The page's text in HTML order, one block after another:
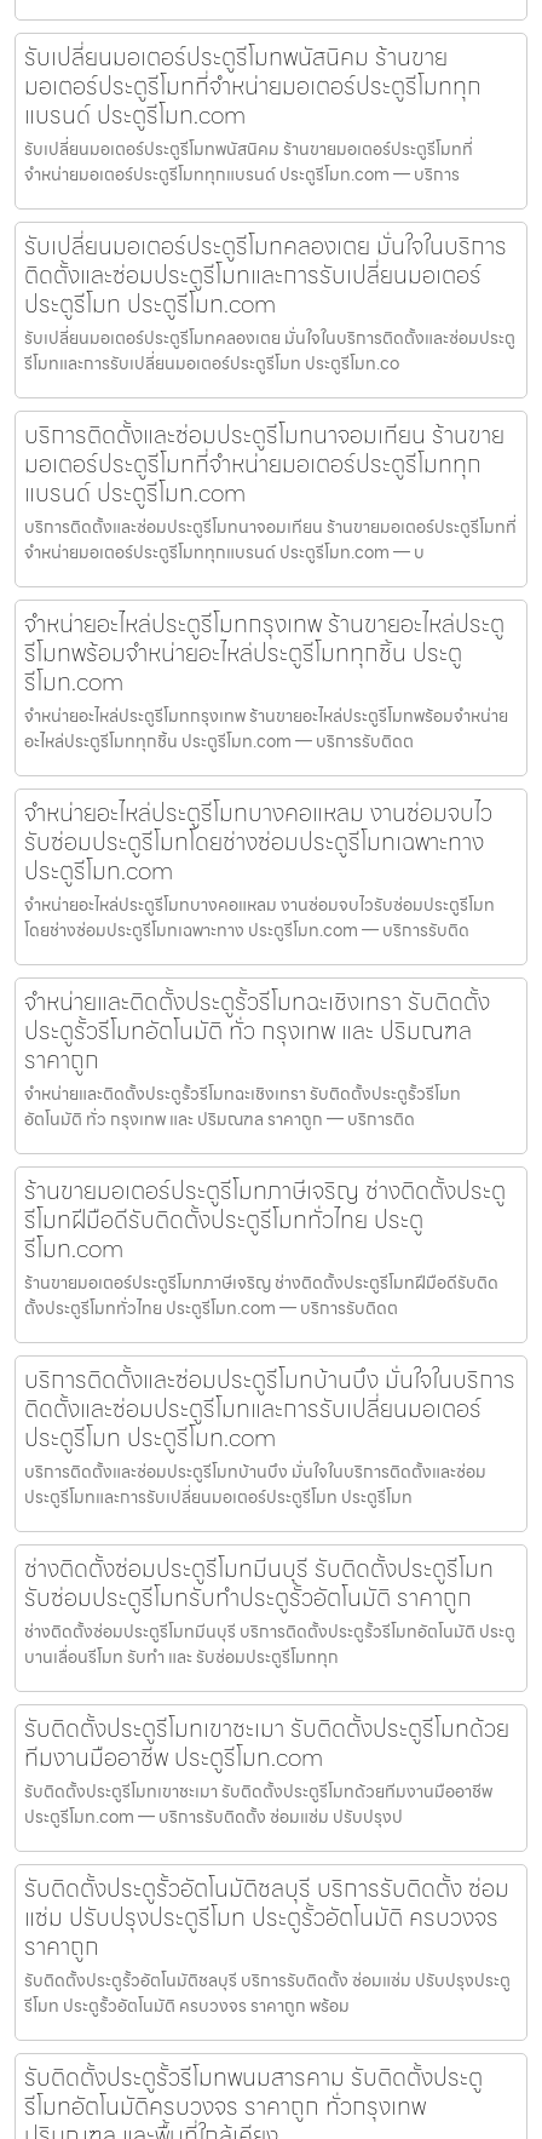
รับเปลี่ยนมอเตอร์ประตูรีโมทพนัสนิคม ร้านขาย
มอเตอร์ประตูรีโมทที่จำหน่ายมอเตอร์ประตูรีโมททุก
แบรนด์ ประตูรีโมท.com
รับเปลี่ยนมอเตอร์ประตูรีโมทพนัสนิคม ร้านขายมอเตอร์ประตูรีโมทที่
จำหน่ายมอเตอร์ประตูรีโมททุกแบรนด์ ประตูรีโมท.com — บริการ
รับเปลี่ยนมอเตอร์ประตูรีโมทคลองเตย มั่นใจในบริการ
ติดตั้งและซ่อมประตูรีโมทและการรับเปลี่ยนมอเตอร์
ประตูรีโมท ประตูรีโมท.com
รับเปลี่ยนมอเตอร์ประตูรีโมทคลองเตย มั่นใจในบริการติดตั้งและซ่อมประตู
รีโมทและการรับเปลี่ยนมอเตอร์ประตูรีโมท ประตูรีโมท.co
บริการติดตั้งและซ่อมประตูรีโมทนาจอมเทียน ร้านขาย
มอเตอร์ประตูรีโมทที่จำหน่ายมอเตอร์ประตูรีโมททุก
แบรนด์ ประตูรีโมท.com
บริการติดตั้งและซ่อมประตูรีโมทนาจอมเทียน ร้านขายมอเตอร์ประตูรีโมทที่
จำหน่ายมอเตอร์ประตูรีโมททุกแบรนด์ ประตูรีโมท.com — บ
จำหน่ายอะไหล่ประตูรีโมทกรุงเทพ ร้านขายอะไหล่ประตู
รีโมทพร้อมจำหน่ายอะไหล่ประตูรีโมททุกชิ้น ประตู
รีโมท.com
จำหน่ายอะไหล่ประตูรีโมทกรุงเทพ ร้านขายอะไหล่ประตูรีโมทพร้อมจำหน่าย
อะไหล่ประตูรีโมททุกชิ้น ประตูรีโมท.com — บริการรับติดต
จำหน่ายอะไหล่ประตูรีโมทบางคอแหลม งานซ่อมจบไว
รับซ่อมประตูรีโมทโดยช่างซ่อมประตูรีโมทเฉพาะทาง
ประตูรีโมท.com
จำหน่ายอะไหล่ประตูรีโมทบางคอแหลม งานซ่อมจบไวรับซ่อมประตูรีโมท
โดยช่างซ่อมประตูรีโมทเฉพาะทาง ประตูรีโมท.com — บริการรับติด
จำหน่ายและติดตั้งประตูรั้วรีโมทฉะเชิงเทรา รับติดตั้ง
ประตูรั้วรีโมทอัตโนมัติ ทั่ว กรุงเทพ และ ปริมณฑล
ราคาถูก
จำหน่ายและติดตั้งประตูรั้วรีโมทฉะเชิงเทรา รับติดตั้งประตูรั้วรีโมท
อัตโนมัติ ทั่ว กรุงเทพ และ ปริมณฑล ราคาถูก — บริการติด
ร้านขายมอเตอร์ประตูรีโมทภาษีเจริญ ช่างติดตั้งประตู
รีโมทฝีมือดีรับติดตั้งประตูรีโมททั่วไทย ประตู
รีโมท.com
ร้านขายมอเตอร์ประตูรีโมทภาษีเจริญ ช่างติดตั้งประตูรีโมทฝีมือดีรับติด
ตั้งประตูรีโมททั่วไทย ประตูรีโมท.com — บริการรับติดต
บริการติดตั้งและซ่อมประตูรีโมทบ้านบึง มั่นใจในบริการ
ติดตั้งและซ่อมประตูรีโมทและการรับเปลี่ยนมอเตอร์
ประตูรีโมท ประตูรีโมท.com
บริการติดตั้งและซ่อมประตูรีโมทบ้านบึง มั่นใจในบริการติดตั้งและซ่อม
ประตูรีโมทและการรับเปลี่ยนมอเตอร์ประตูรีโมท ประตูรีโมท
ช่างติดตั้งซ่อมประตูรีโมทมีนบุรี รับติดตั้งประตูรีโมท
รับซ่อมประตูรีโมทรับทำประตูรั้วอัตโนมัติ ราคาถูก
ช่างติดตั้งซ่อมประตูรีโมทมีนบุรี บริการติดตั้งประตูรั้วรีโมทอัตโนมัติ ประตู
บานเลื่อนรีโมท รับทำ และ รับซ่อมประตูรีโมททุก
รับติดตั้งประตูรีโมทเขาชะเมา รับติดตั้งประตูรีโมทด้วย
ทีมงานมืออาชีพ ประตูรีโมท.com
รับติดตั้งประตูรีโมทเขาชะเมา รับติดตั้งประตูรีโมทด้วยทีมงานมืออาชีพ
ประตูรีโมท.com — บริการรับติดตั้ง ซ่อมแซ่ม ปรับปรุงป
รับติดตั้งประตูรั้วอัตโนมัติชลบุรี บริการรับติดตั้ง ซ่อม
แซ่ม ปรับปรุงประตูรีโมท ประตูรั้วอัตโนมัติ ครบวงจร
ราคาถูก
รับติดตั้งประตูรั้วอัตโนมัติชลบุรี บริการรับติดตั้ง ซ่อมแซ่ม ปรับปรุงประตู
รีโมท ประตูรั้วอัตโนมัติ ครบวงจร ราคาถูก พร้อม
รับติดตั้งประตูรั้วรีโมทพนมสารคาม รับติดตั้งประตู
รีโมทอัตโนมัติครบวงจร ราคาถูก ทั่วกรุงเทพ